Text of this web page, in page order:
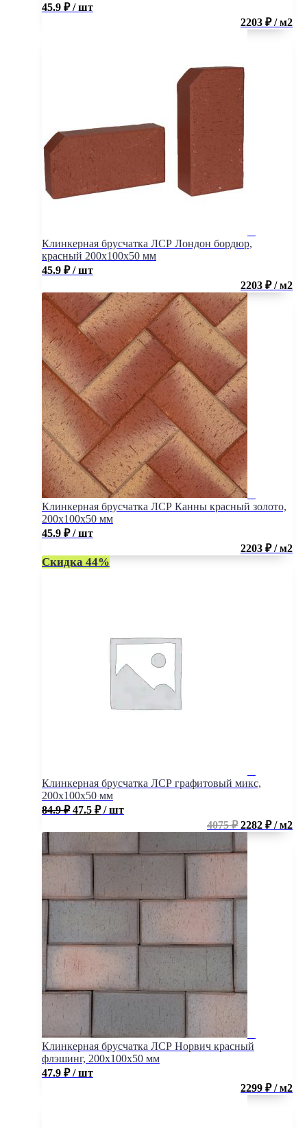
45.9 ₽ / шт
2203 ₽ / м2
Клинкерная брусчатка ЛСР Лондон бордюр,
красный 200x100x50 мм
45.9 ₽ / шт
2203 ₽ / м2
Клинкерная брусчатка ЛСР Канны красный золото,
200x100x50 мм
45.9 ₽ / шт
2203 ₽ / м2
Скидка 44%
Клинкерная брусчатка ЛСР графитовый микс,
200x100x50 мм
84.9₽ 47.5 ₽ / шт
4075 ₽2282 ₽ / м2
Клинкерная брусчатка ЛСР Норвич красный
флэшинг, 200x100x50 мм
47.9 ₽ / шт
2299 ₽ / м2